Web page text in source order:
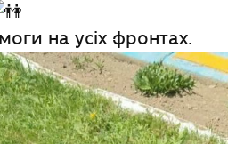
на усіх фронтах.